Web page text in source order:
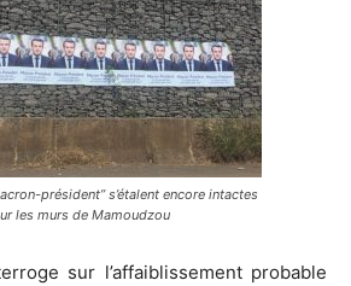
président” s’étalent encore intactes
les murs de Mamoudzou
sur l’affaiblissement probable